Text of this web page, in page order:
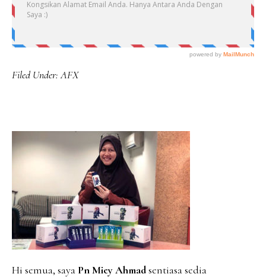
Filed Under:AFX
PRIMARY
SIDEBAR
Hi semua, saya Pn Miey Ahmadsentiasa sedia